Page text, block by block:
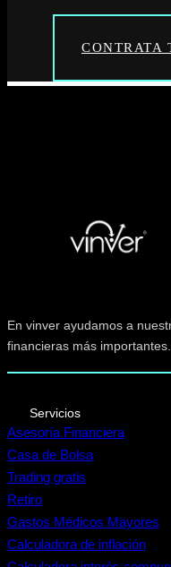
CONTRATA
En vinver ayudamos a
financieras más importantes.
Servicios
Asesoría Financiera
Casa de Bolsa
Trading gratis
Retiro
Gastos Médicos Mayores
Calculadora de inflación